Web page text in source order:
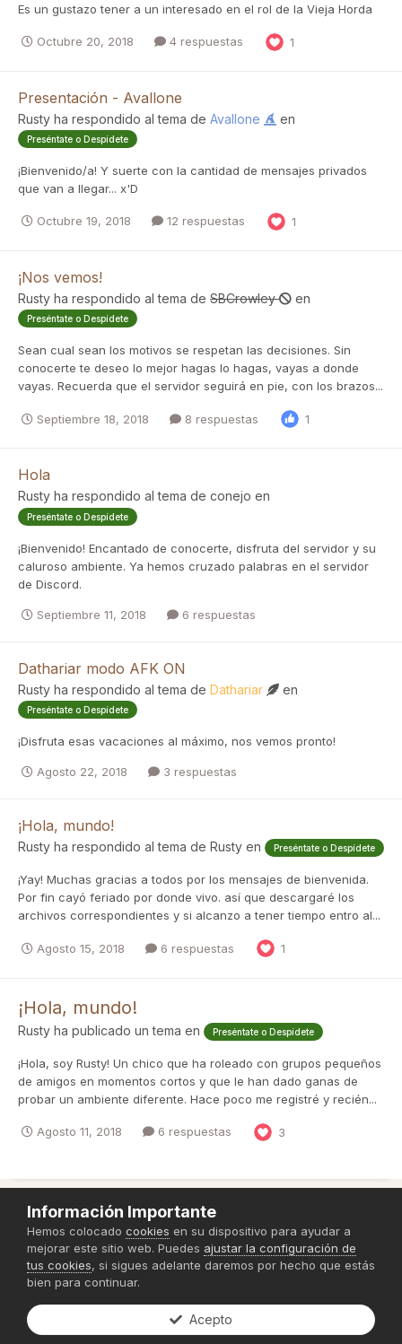
Es un gustazo tener a un interesado en el rol de la Vieja Horda
Octubre 20, 2018 4 respuestas 1
Presentación - Avallone
Rusty ha respondido al tema de Avallone en
Preséntate o Despídete
¡Bienvenido/a! Y suerte con la cantidad de mensajes privados
que van a llegar... x'D
Octubre 19, 2018 12 respuestas 1
¡Nos vemos!
Rusty ha respondido al tema de SBCrowley en
Preséntate o Despídete
Sean cual sean los motivos se respetan las decisiones. Sin
conocerte te deseo lo mejor hagas lo hagas, vayas a donde
vayas. Recuerda que el servidor seguirá en pie, con los brazos...
Septiembre 18, 2018 8 respuestas 1
Hola
Rusty ha respondido al tema de conejo en
Preséntate o Despídete
¡Bienvenido! Encantado de conocerte, disfruta del servidor y su
caluroso ambiente. Ya hemos cruzado palabras en el servidor
de Discord.
Septiembre 11, 2018 6 respuestas
Dathariar modo AFK ON
Rusty ha respondido al tema de Dathariar en
Preséntate o Despídete
¡Disfruta esas vacaciones al máximo, nos vemos pronto!
Agosto 22, 2018 3 respuestas
¡Hola, mundo!
Rusty ha respondido al tema de Rusty en Preséntate o Despídete
¡Yay! Muchas gracias a todos por los mensajes de bienvenida.
Por fin cayó feriado por donde vivo. así que descargaré los
archivos correspondientes y si alcanzo a tener tiempo entro al...
Agosto 15, 2018 6 respuestas 1
¡Hola, mundo!
Rusty ha publicado un tema en Preséntate o Despídete
¡Hola, soy Rusty! Un chico que ha roleado con grupos pequeños
de amigos en momentos cortos y que le han dado ganas de
probar un ambiente diferente. Hace poco me registré y recién...
Agosto 11, 2018 6 respuestas 3
Política de Privacidad
Powered by Invision Community
Información Importante
Hemos colocado cookies en su dispositivo para ayudar a
mejorar este sitio web. Puedes ajustar la configuración de
tus cookies, si sigues adelante daremos por hecho que estás
bien para continuar.
Acepto